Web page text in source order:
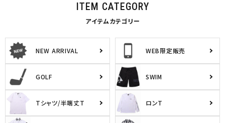
ITEM CATEGORY
アイテムカテゴリー
NEW ARRIVAL WEB限定販売
GOLF SWIM
Tシャツ/半端丈T ロンT